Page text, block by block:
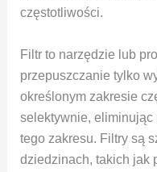
częstotliwości.
Filtr to narzędzie lub
przepuszczanie tylko
określonym zakresie
selektywnie,
tego zakresu. Filtry są
dziedzinach, takich jak